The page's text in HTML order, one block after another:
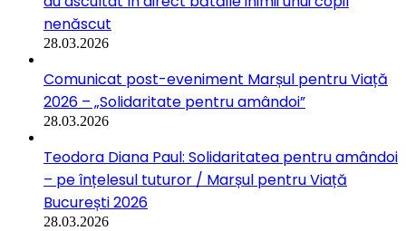
nenăscut
28.03.2026
Comunicat post-eveniment Marșul pentru Viață
2026 – „Solidaritate pentru amândoi”
28.03.2026
Teodora Diana Paul: Solidaritatea pentru amândoi
– pe înțelesul tuturor / Marșul pentru Viață
București 2026
28.03.2026